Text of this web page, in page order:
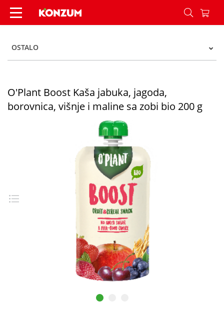
O'Plant Boost Kaša jabuka, jagoda, borovnica,
OSTALO
O'Plant Boost Kaša jabuka, jagoda,
borovnica, višnje i maline sa zobi bio 200 g